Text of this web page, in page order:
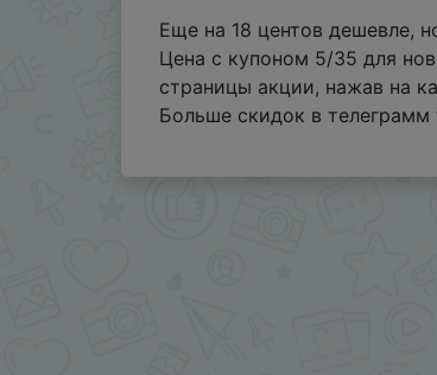
Еще на 18 центов дешевле,
Цена с купоном 5/35 для
страницы акции, нажав на
Больше скидок в телеграмм